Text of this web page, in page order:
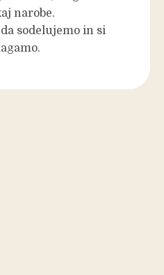
narobe.
sodelujemo in si